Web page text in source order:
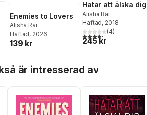
Enemies to Lovers
Alisha Rai
Häftad, 2026
139 kr
Hatar att älska dig
Alisha Rai
Häftad, 2018
4,3utav 5 stjärnor.
(4)
245 kr
är intresserad av